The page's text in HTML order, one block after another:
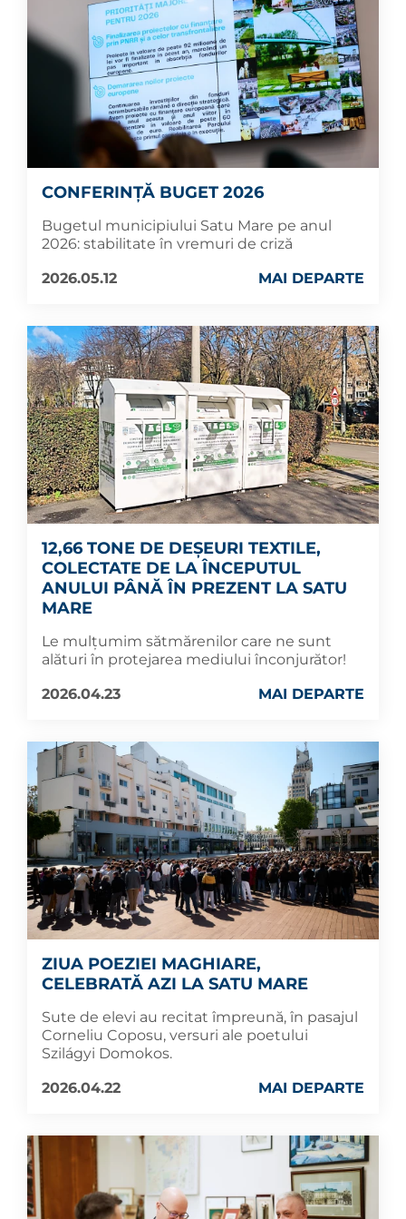
CONFERINȚĂ BUGET 2026
Bugetul municipiului Satu Mare pe anul
2026: stabilitate în vremuri de criză
2026.05.12
MAI DEPARTE
12,66 TONE DE DEȘEURI TEXTILE,
COLECTATE DE LA ÎNCEPUTUL
ANULUI PÂNĂ ÎN PREZENT LA SATU
MARE
Le mulțumim sătmărenilor care ne sunt
alături în protejarea mediului înconjurător!
2026.04.23
MAI DEPARTE
ZIUA POEZIEI MAGHIARE,
CELEBRATĂ AZI LA SATU MARE
Sute de elevi au recitat împreună, în pasajul
Corneliu Coposu, versuri ale poetului
Szilágyi Domokos.
2026.04.22
MAI DEPARTE